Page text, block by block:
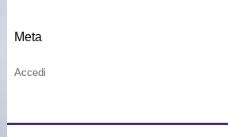
Meta
Accedi